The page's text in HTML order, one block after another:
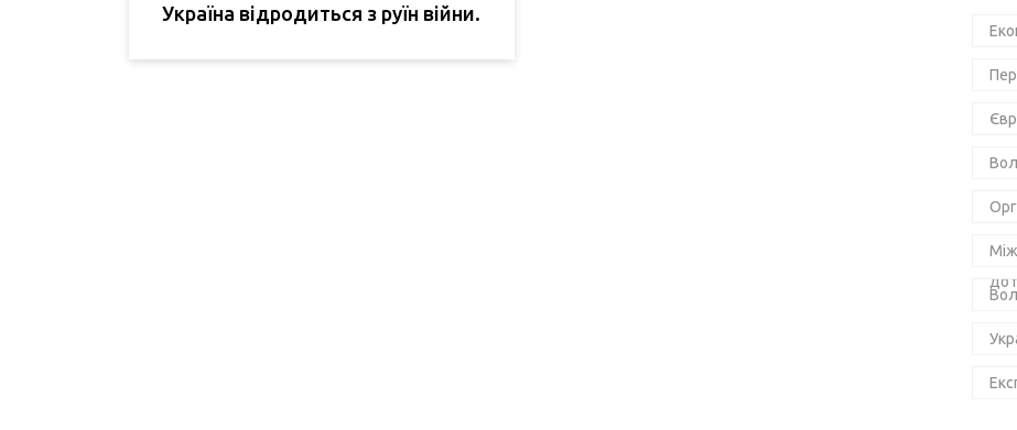
Україна відродиться з руїн війни.